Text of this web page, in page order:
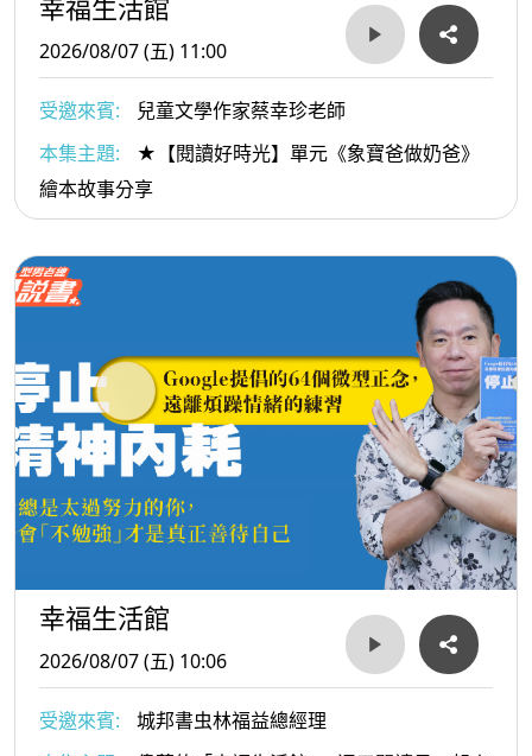
2026/08/07 (五) 11:00
受邀來賓:
兒童文學作家蔡幸珍老師
本集主題:
★【閱讀好時光】單元《象寶爸做奶爸》
繪本故事分享
幸福生活館
2026/08/07 (五) 10:06
受邀來賓:
城邦書虫林福益總經理